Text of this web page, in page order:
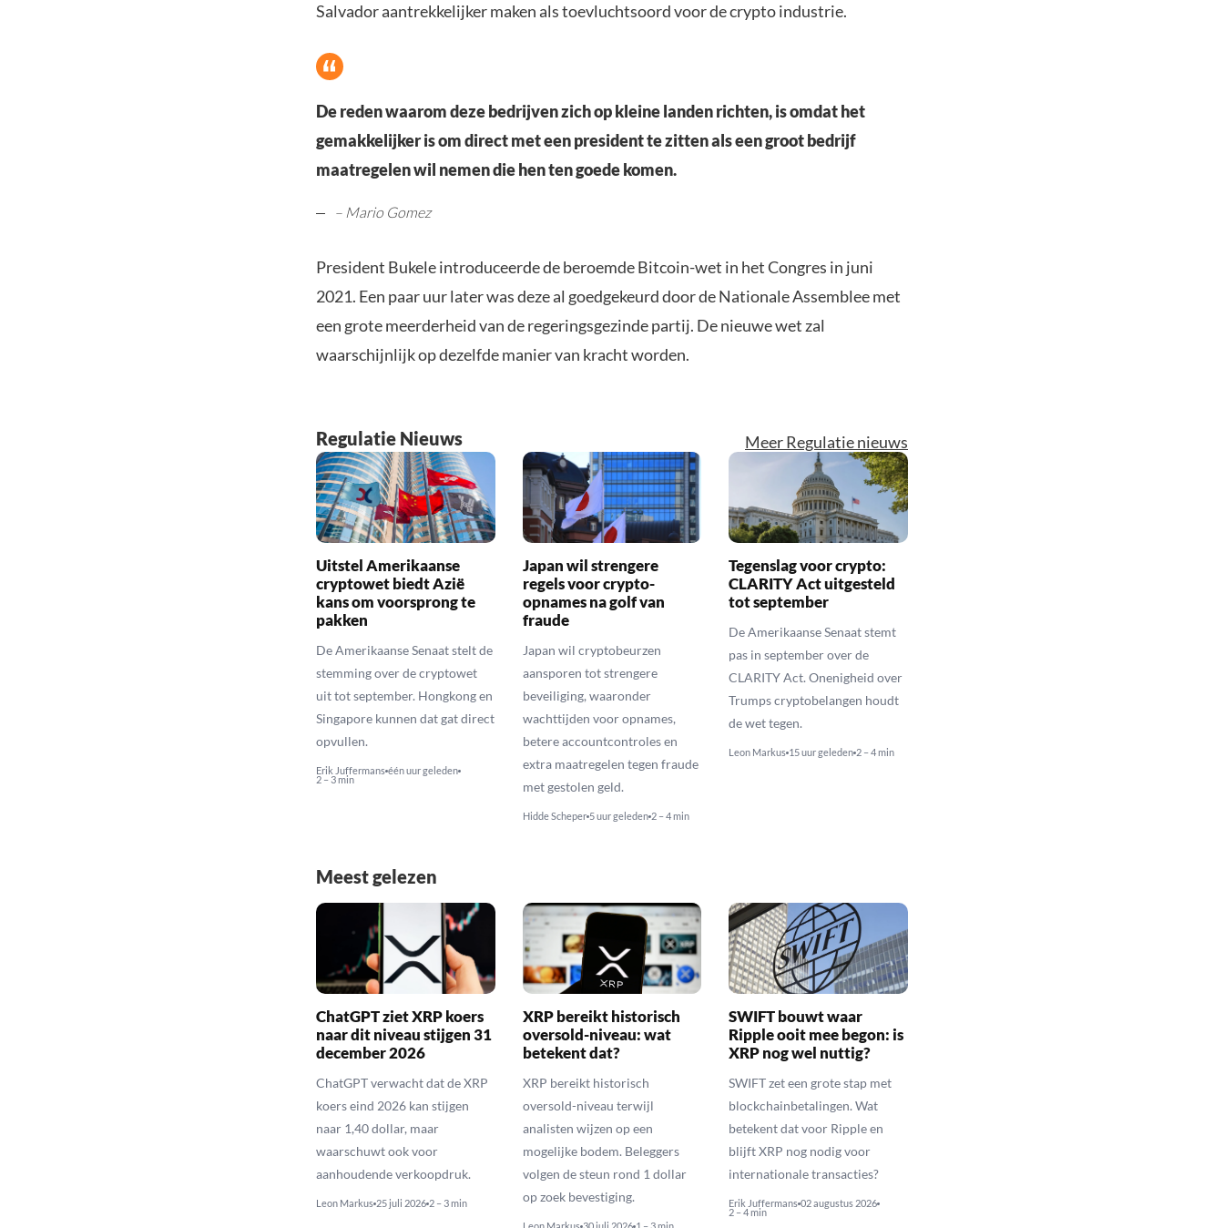
Salvador aantrekkelijker maken als toevluchtsoord voor de crypto industrie.
De reden waarom deze bedrijven zich op kleine landen richten, is omdat het
gemakkelijker is om direct met een president te zitten als een groot bedrijf
maatregelen wil nemen die hen ten goede komen.
– Mario Gomez
President Bukele introduceerde de beroemde Bitcoin-wet in het Congres in juni
2021. Een paar uur later was deze al goedgekeurd door de Nationale Assemblee met
een grote meerderheid van de regeringsgezinde partij. De nieuwe wet zal
waarschijnlijk op dezelfde manier van kracht worden.
Regulatie Nieuws Meer Regulatie nieuws
Uitstel Amerikaanse
cryptowet biedt Azië
kans om voorsprong te
pakken
De Amerikaanse Senaat stelt de
stemming over de cryptowet
uit tot september. Hongkong en
Singapore kunnen dat gat direct
opvullen.
Erik Juffermans één uur geleden
2 – 3 min
Japan wil strengere
regels voor crypto-
opnames na golf van
fraude
Japan wil cryptobeurzen
aansporen tot strengere
beveiliging, waaronder
wachttijden voor opnames,
betere accountcontroles en
extra maatregelen tegen fraude
met gestolen geld.
Hidde Scheper 5 uur geleden 2 – 4 min
Tegenslag voor crypto:
CLARITY Act uitgesteld
tot september
De Amerikaanse Senaat stemt
pas in september over de
CLARITY Act. Onenigheid over
Trumps cryptobelangen houdt
de wet tegen.
Leon Markus 15 uur geleden 2 – 4 min
Meest gelezen
ChatGPT ziet XRP koers
naar dit niveau stijgen 31
december 2026
ChatGPT verwacht dat de XRP
koers eind 2026 kan stijgen
naar 1,40 dollar, maar
waarschuwt ook voor
aanhoudende verkoopdruk.
Leon Markus 25 juli 2026 2 – 3 min
XRP bereikt historisch
oversold-niveau: wat
betekent dat?
XRP bereikt historisch
oversold-niveau terwijl
analisten wijzen op een
mogelijke bodem. Beleggers
volgen de steun rond 1 dollar
op zoek bevestiging.
Leon Markus 30 juli 2026 1 – 3 min
SWIFT bouwt waar
Ripple ooit mee begon: is
XRP nog wel nuttig?
SWIFT zet een grote stap met
blockchainbetalingen. Wat
betekent dat voor Ripple en
blijft XRP nog nodig voor
internationale transacties?
Erik Juffermans 02 augustus 2026
2 – 4 min